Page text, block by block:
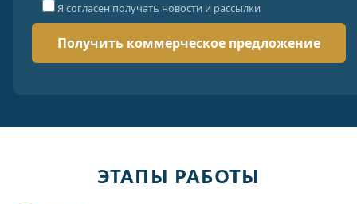
Я согласен получать новости и рассылки
ЭТАПЫ РАБОТЫ